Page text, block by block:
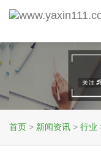
首页 > 新闻资讯 > 行业